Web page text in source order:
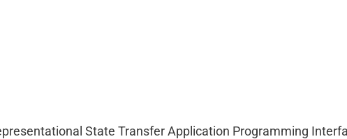
State Transfer Application Programming